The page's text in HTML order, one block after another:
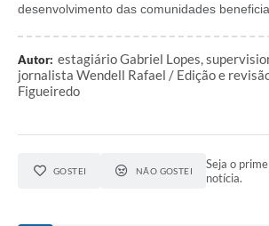
desenvolvimento das comunidades
Autor: estagiário Gabriel Lopes,
jornalista Wendell Rafael / Edição e
Figueiredo
GOSTEI NÃO GOSTEI
Seja o
notícia.